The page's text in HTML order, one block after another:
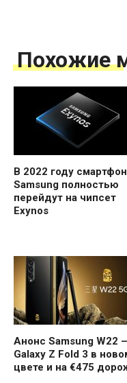
Похожие
В 2022 году
Samsung полностью
перейдут на чипсет
Exynos
Анонс Samsung W22 –
Galaxy Z Fold 3 в
цвете и на €475